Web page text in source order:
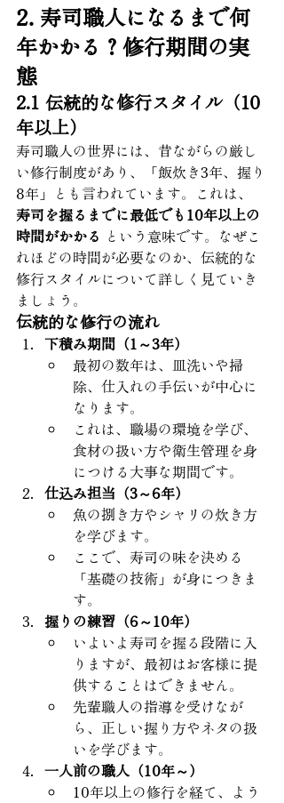
2. 寿司職人になるまで何
年かかる？修行期間の実
態
2.1 伝統的な修行スタイル（10
年以上）
寿司職人の世界には、昔ながらの厳し
い修行制度があり、「飯炊き3年、握り
8年」とも言われています。これは、
寿司を握るまでに最低でも10年以上の
時間がかかる という意味です。なぜこ
れほどの時間が必要なのか、伝統的な
修行スタイルについて詳しく見ていき
ましょう。
伝統的な修行の流れ
下積み期間（1～3年）
最初の数年は、皿洗いや掃
除、仕入れの手伝いが中心に
なります。
これは、職場の環境を学び、
食材の扱い方や衛生管理を身
につける大事な期間です。
仕込み担当（3～6年）
魚の捌き方やシャリの炊き方
を学びます。
ここで、寿司の味を決める
「基礎の技術」が身につきま
す。
握りの練習（6～10年）
いよいよ寿司を握る段階に入
りますが、最初はお客様に提
供することはできません。
先輩職人の指導を受けなが
ら、正しい握り方やネタの扱
いを学びます。
一人前の職人（10年～）
10年以上の修行を経て、よう